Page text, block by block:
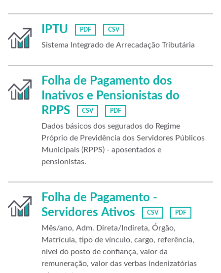
IPTU PDF CSV
Sistema Integrado de Arrecadação Tributária
Folha de Pagamento dos
Inativos e Pensionistas do
RPPS
CSV PDF
Dados básicos dos segurados do Regime
Próprio de Previdência dos Servidores Públicos
Municipais (RPPS) - aposentados e
pensionistas.
Folha de Pagamento -
Servidores Ativos
CSV PDF
Mês/ano, Adm. Direta/Indireta, Órgão,
Matrícula, tipo de vínculo, cargo, referência,
nível do posto de confiança, valor da
remuneração, valor das verbas indenizatórias